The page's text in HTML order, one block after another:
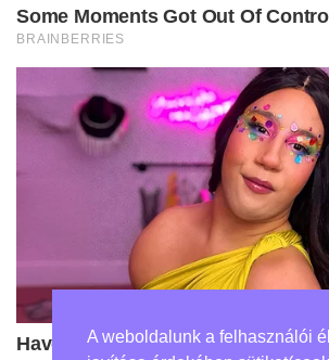
A weboldalunk a felhasználói